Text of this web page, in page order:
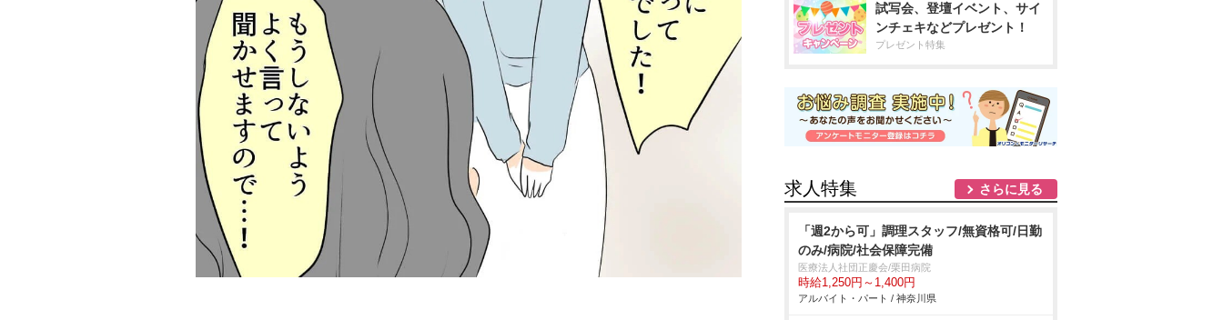
試写会、登壇イベント、サイ
ンチェキなどプレゼント！
プレゼント特集
求人特集 さらに見る
「週2から可」調理スタッフ/無資格可/日勤
のみ/病院/社会保障完備
医療法人社団正慶会/栗田病院
時給1,250円～1,400円
アルバイト・パート / 神奈川県